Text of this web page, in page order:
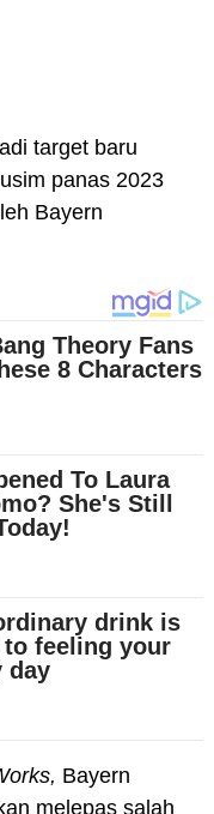
target baru
panas 2023
Bayern
Bayern
melepas salah